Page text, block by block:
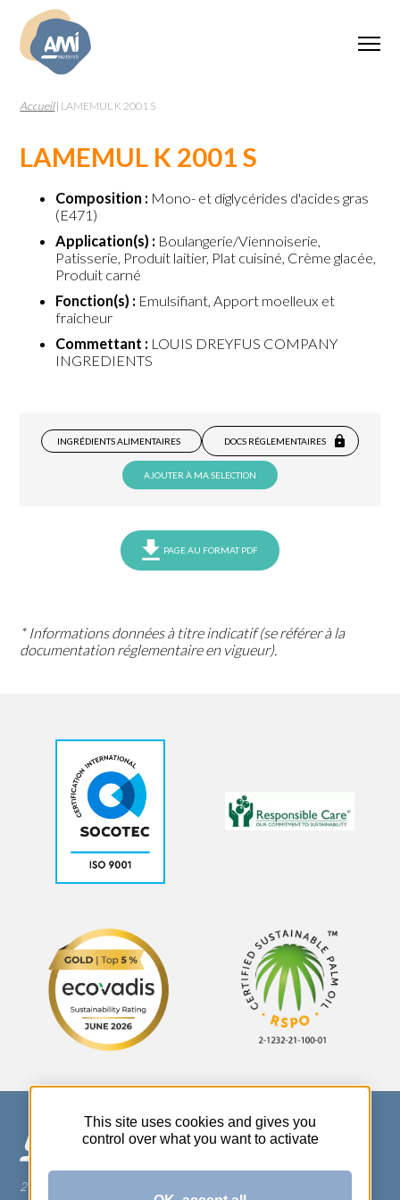
Accueil| LAMEMUL K 2001 S
LAMEMUL K 2001 S
Composition : Mono- et diglycérides d'acides gras
(E471)
Application(s) : Boulangerie/Viennoiserie,
Patisserie, Produit laitier, Plat cuisiné, Crème glacée,
Produit carné
Fonction(s) : Emulsifiant, Apport moelleux et
fraicheur
Commettant : LOUIS DREYFUS COMPANY
INGREDIENTS
INGRÉDIENTS ALIMENTAIRES DOCS RÉGLEMENTAIRES
AJOUTER À MA SELECTION
PAGE AU FORMAT PDF
* Informations données à titre indicatif (se référer à la
documentation réglementaire en vigueur).
270 Rue Thérèse Planiol - 37310 TAUXIGNY
This site uses cookies and gives you
control over what you want to activate